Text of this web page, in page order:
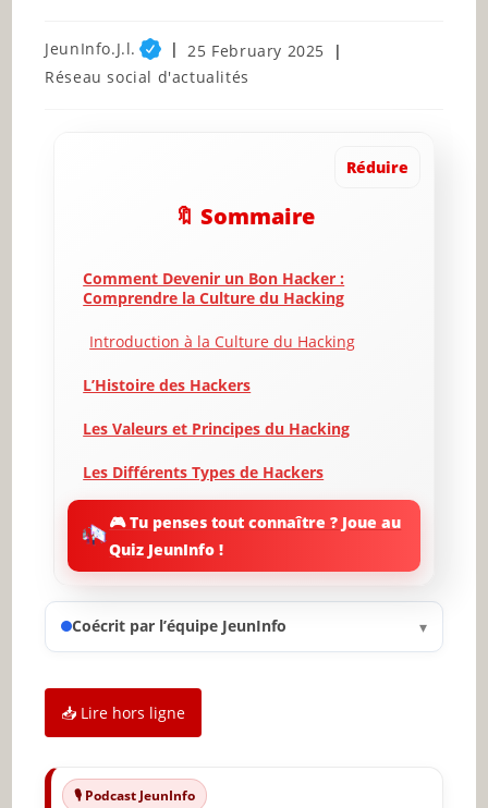
Post
author:
JeunInfo.J.l.
Post
published:
25 February 2025
Post
Réseau social d'actualités
Réduire
🔖 Sommaire
Comment Devenir un Bon Hacker :
Comprendre la Culture du Hacking
Introduction à la Culture du Hacking
L’Histoire des Hackers
Les Valeurs et Principes du Hacking
Les Différents Types de Hackers
Techniques de Base du Hacking
La Mentalité du Hacker
Se Faire un Nom dans la Communauté
Hacker
Ressources pour les Aspirants Hackers
✨ Nouveau sur JeunInfo ?
🎮 Tu penses tout connaître ? Joue au
Quiz JeunInfo !
Coécrit par l’équipe JeunInfo ▾
📥 Lire hors ligne
🎙️ Podcast JeunInfo